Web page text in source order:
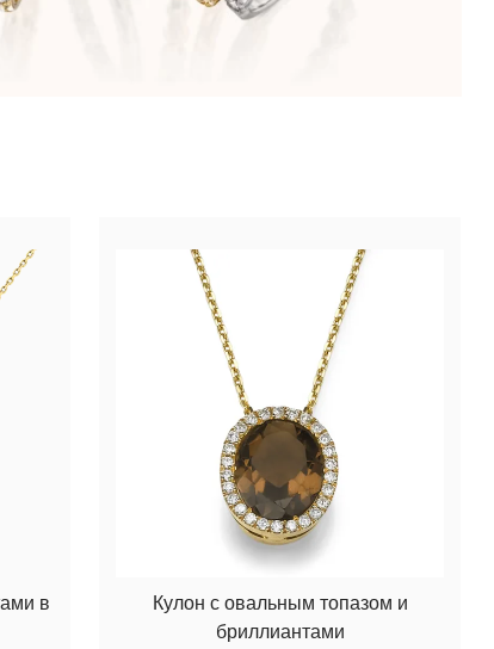
Кулон с овальным топазом и
бриллиантами
в